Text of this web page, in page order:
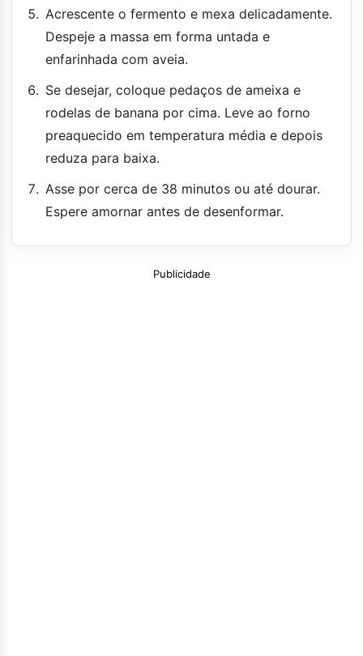
Acrescente o fermento e mexa delicadamente.
Despeje a massa em forma untada e
enfarinhada com aveia.
Se desejar, coloque pedaços de ameixa e
rodelas de banana por cima. Leve ao forno
preaquecido em temperatura média e depois
reduza para baixa.
Asse por cerca de 38 minutos ou até dourar.
Espere amornar antes de desenformar.
Publicidade